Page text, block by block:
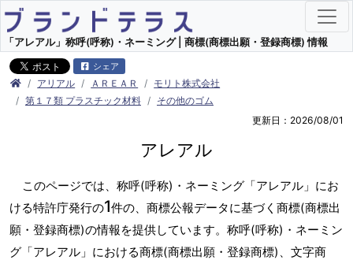
「アレアル」称呼(呼称)・ネーミング | 商標(商標出願・登録商標) 情報
シェア
アリアル ＡＲＥＡＲ
モリト株式会社
第１７類 プラスチック材料
その他のゴム
更新日：2026/08/01
アレアル
このページでは、称呼(呼称)・ネーミング「アレアル」にお
ける特許庁発行の1件の、商標公報データに基づく商標(商標出
願・登録商標)の情報を提供しています。称呼(呼称)・ネーミン
グ「アレアル」における商標(商標出願・登録商標)、文字商